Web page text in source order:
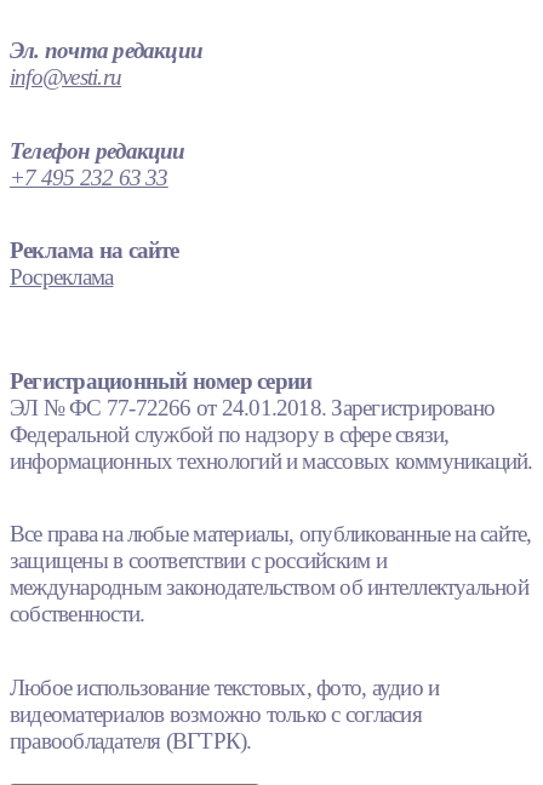
Эл. почта редакции
info@vesti.ru
Телефон редакции
+7 495 232 63 33
Реклама на сайте
Росреклама
Регистрационный номер серии
ЭЛ № ФС 77-72266 от 24.01.2018. Зарегистрировано
Федеральной службой по надзору в сфере связи,
информационных технологий и массовых коммуникаций.
Все права на любые материалы, опубликованные на сайте,
защищены в соответствии с российским и
международным законодательством об интеллектуальной
собственности.
Любое использование текстовых, фото, аудио и
видеоматериалов возможно только с согласия
правообладателя (ВГТРК).